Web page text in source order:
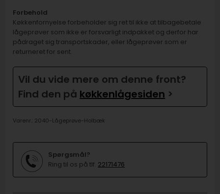
Forbehold
Køkkenfornyelse forbeholder sig ret til ikke at tilbagebetale
lågeprøver som ikke er forsvarligt indpakket og derfor har
pådraget sig transportskader, eller lågeprøver som er
returneret for sent.
Vil du vide mere om denne front?
Find den på køkkenlågesiden >
Varenr.: 2040-Lågeprøve-Holbæk
Spørgsmål?
Ring til os på tlf. 22171476